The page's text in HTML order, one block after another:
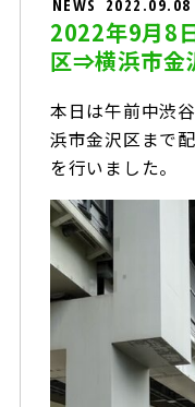
2022年9月8
区⇒横浜市金
本日は午前中渋
浜市金沢区まで
を行いました。